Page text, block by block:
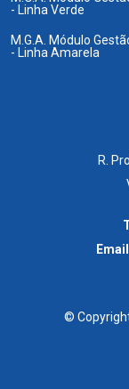
- Linha Verde
M.G.A. Módulo
- Linha Amarela
R.
©